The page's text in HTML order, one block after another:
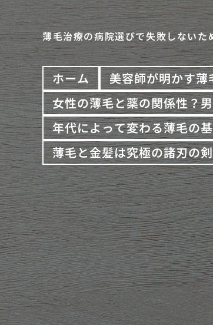
薄毛治療の病院選びで失敗しないた
ホーム 美容師が明かす
女性の薄毛と薬の関係性？
年代によって変わる薄毛の
薄毛と金髪は究極の諸刃の